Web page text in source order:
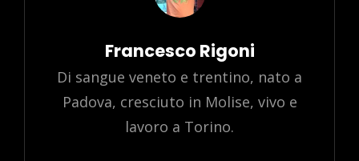
Author:
Francesco Rigoni
Di sangue veneto e trentino, nato a
Padova, cresciuto in Molise, vivo e
lavoro a Torino.